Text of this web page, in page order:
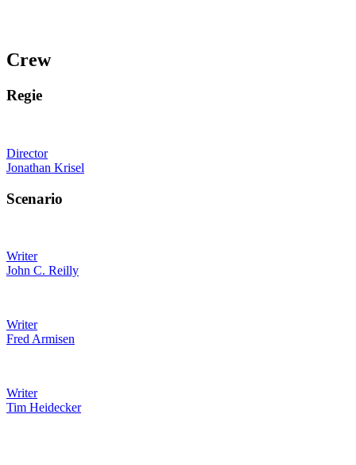
Crew
Regie
Director
Jonathan Krisel
Scenario
Writer
John C. Reilly
Writer
Fred Armisen
Writer
Tim Heidecker